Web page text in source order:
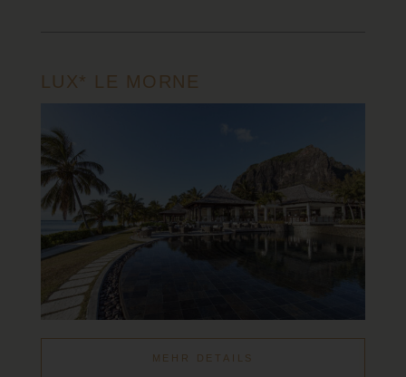
LUX* LE MORNE
MEHR DETAILS